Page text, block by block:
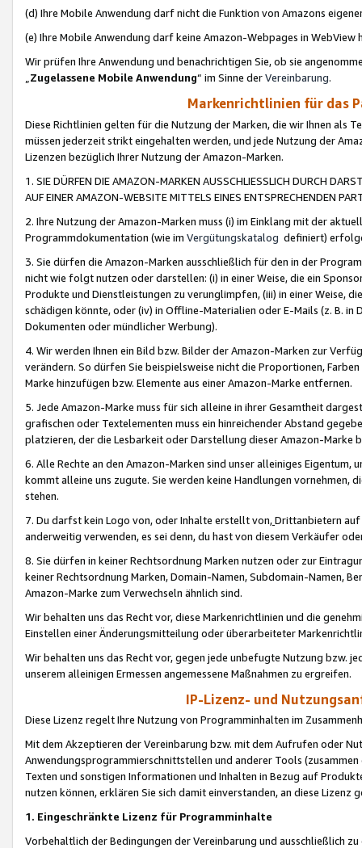
(d) Ihre Mobile Anwendung darf nicht die Funktion von Amazons
(e) Ihre Mobile Anwendung darf keine Amazon-Webpages in WebView
Wir prüfen Ihre Anwendung und benachrichtigen Sie, ob sie
„Zugelassene Mobile Anwendung“ im Sinne derVereinbarung.
Markenrichtlinien für das
Diese Richtlinien gelten für die Nutzung der Marken, die wir Ihnen als
müssen jederzeit strikt eingehalten werden, und jede Nutzung der
Lizenzen bezüglich Ihrer Nutzung der Amazon-Marken.
1. SIE DÜRFEN DIE AMAZON-MARKEN AUSSCHLIESSLICH DURCH
AUF EINER AMAZON-WEBSITE MITTELS EINES ENTSPRECHENDEN
2. Ihre Nutzung der Amazon-Marken muss (i) im Einklang mit der
Programmdokumentation (wie im Vergütungskatalog definiert)
3. Sie dürfen die Amazon-Marken ausschließlich für den in der
nicht wie folgt nutzen oder darstellen: (i) in einer Weise, die ein
Produkte und Dienstleistungen zu verunglimpfen, (iii) in einer Weise,
schädigen könnte, oder (iv) in Offline-Materialien oder E-Mails (z. B. in
Dokumenten oder mündlicher Werbung).
4. Wir werden Ihnen ein Bild bzw. Bilder der Amazon-Marken zur
verändern. So dürfen Sie beispielsweise nicht die Proportionen,
Marke hinzufügen bzw. Elemente aus einer Amazon-Marke entfernen.
5. Jede Amazon-Marke muss für sich alleine in ihrer Gesamtheit
grafischen oder Textelementen muss ein hinreichender Abstand
platzieren, der die Lesbarkeit oder Darstellung dieser Amazon-Marke
6. Alle Rechte an den Amazon-Marken sind unser alleiniges
kommt alleine uns zugute. Sie werden keine Handlungen vornehmen,
stehen.
7. Du darfst kein Logo von, oder Inhalte erstellt von,Drittanbietern auf
anderweitig verwenden, es sei denn, du hast von diesem Verkäufer
8. Sie dürfen in keiner Rechtsordnung Marken nutzen oder zur
keiner Rechtsordnung Marken, Domain-Namen, Subdomain-Namen,
Amazon-Marke zum Verwechseln ähnlich sind.
Wir behalten uns das Recht vor, diese Markenrichtlinien und die
Einstellen einer Änderungsmitteilung oder überarbeiteter
Wir behalten uns das Recht vor, gegen jede unbefugte Nutzung bzw.
unserem alleinigen Ermessen angemessene Maßnahmen zu ergreifen.
IP-Lizenz- und
Diese Lizenz regelt Ihre Nutzung von Programminhalten im
Mit dem Akzeptieren der Vereinbarung bzw. mit dem Aufrufen oder
Anwendungsprogrammierschnittstellen und anderer Tools (zusammen
Texten und sonstigen Informationen und Inhalten in Bezug auf
nutzen können, erklären Sie sich damit einverstanden, an diese Lizenz
1. Eingeschränkte Lizenz für Programminhalte
Vorbehaltlich der Bedingungen der Vereinbarung und ausschließlich